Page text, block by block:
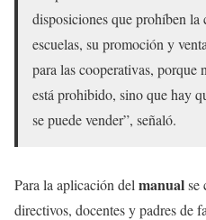
disposiciones que prohíben la
escuelas, su promoción y
para las cooperativas, porque
está prohibido, sino que hay
se puede vender”, señaló.
Para la aplicación del manualse
directivos, docentes y padres de